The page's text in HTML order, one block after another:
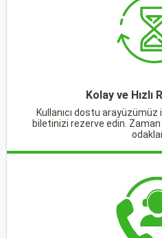
Kolay ve Hızlı
Kullanıcı dostu arayüzümüz
biletinizi rezerve edin.